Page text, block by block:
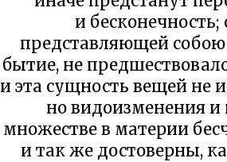
и
представляющей
бытие, не
и эта сущность вещей не
но видоизменения и
множестве в материи
и так же достоверны,